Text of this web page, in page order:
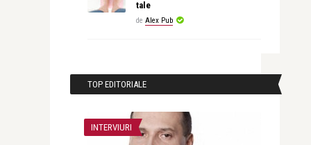
tale
de Alex Pub
TOP EDITORIALE
INTERVIURI